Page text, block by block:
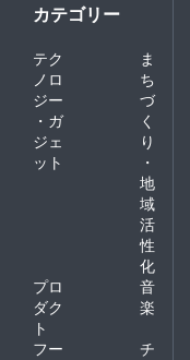
カテゴリー
テク
ノロ
ジー
・ガ
ジェ
ット
ま
ち
づ
く
り
・
地
域
活
性
化
プロ
ダク
ト
音
楽
フー
チ